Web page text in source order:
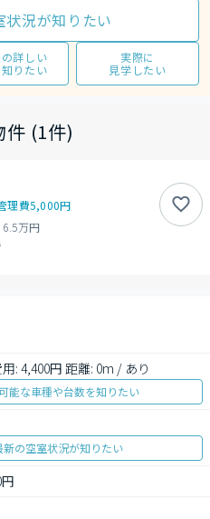
状況が知りたい
詳しい
りたい
実際に
見学したい
件 (1件)
理費5,000円
6.5万円
: 4,400円 距離: 0m / あり
能な車種や台数を知りたい
新の空室状況が知りたい